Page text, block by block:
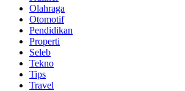
Olahraga
Otomotif
Pendidikan
Properti
Seleb
Tekno
Tips
Travel